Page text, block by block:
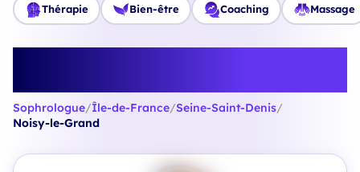
Thérapie Bien-être Coaching Massage
Sophrologue/Île-de-France/Seine-Saint-Denis/
Noisy-le-Grand